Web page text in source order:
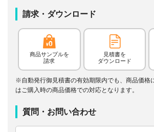
請求・ダウンロード
商品サンプルを
請求
見積書を
ダウンロード
※自動発行御見積書の有効期限内でも、商品価格
はご購入時の商品価格での対応となります。
質問・お問い合わせ